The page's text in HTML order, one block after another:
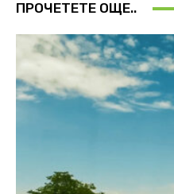
ПРОЧЕТЕТЕ ОЩЕ..